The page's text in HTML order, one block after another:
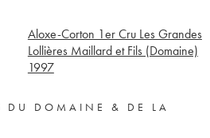
Aloxe-Corton 1er Cru Les Grandes
Lollières Maillard et Fils (Domaine)
1997
DU DOMAINE & DE LA